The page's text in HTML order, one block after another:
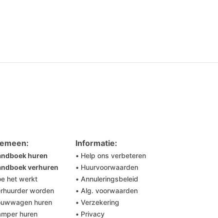
huren
verhuren
het werkt
worden
huren
huren
Informatie:
• Help ons verbeteren
• Huurvoorwaarden
• Annuleringsbeleid
• Alg. voorwaarden
• Verzekering
• Privacy